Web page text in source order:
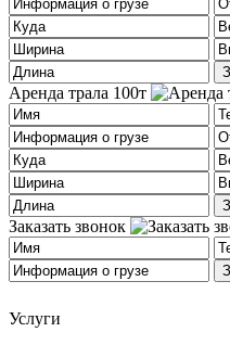
Аренда трала 100т
Заказать звонок
Услуги